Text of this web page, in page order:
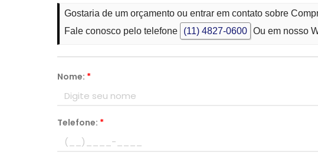
Gostaria de um orçamento ou entrar em contato sobre
Fale conosco pelo telefone
(11) 4827-0600 Ou em nosso
Nome: *
Telefone: *